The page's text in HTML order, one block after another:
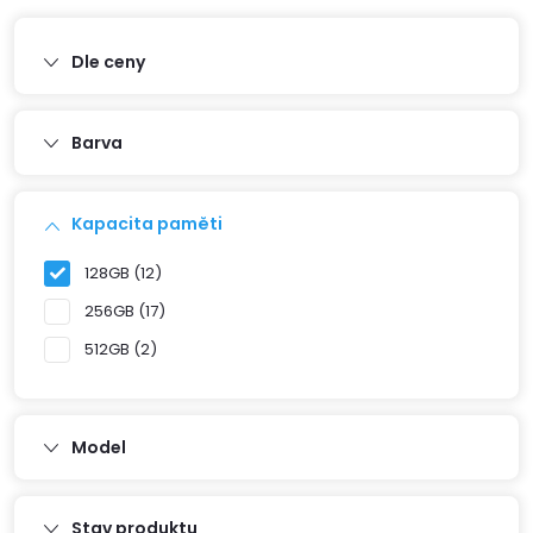
Dle ceny
Barva
Kapacita paměti
128GB 12
256GB 17
512GB 2
Model
Stav produktu